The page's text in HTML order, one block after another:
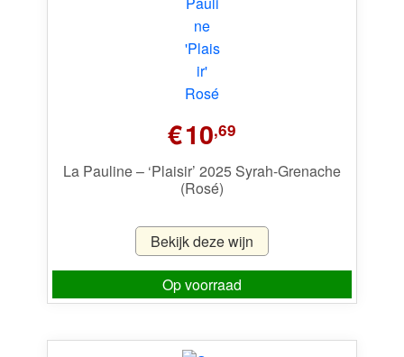
€10,69
La Pauline – ‘Plaisir’ 2025 Syrah-Grenache
(Rosé)
Bekijk deze wijn
Op voorraad